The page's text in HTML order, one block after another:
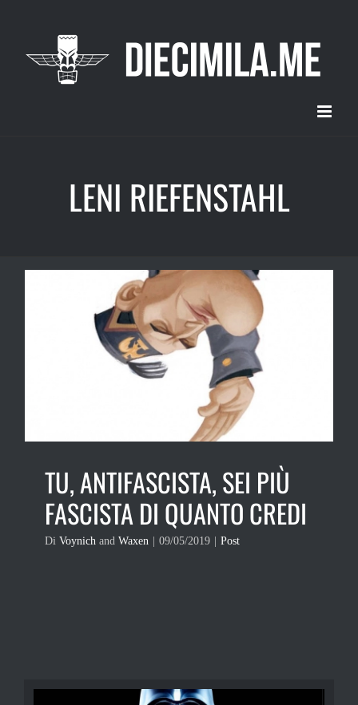
contenuto
LENI RIEFENSTAHL
TU, ANTIFASCISTA, SEI PIÙ
FASCISTA DI QUANTO CREDI
Di Voynich and Waxen 09/05/2019 Post